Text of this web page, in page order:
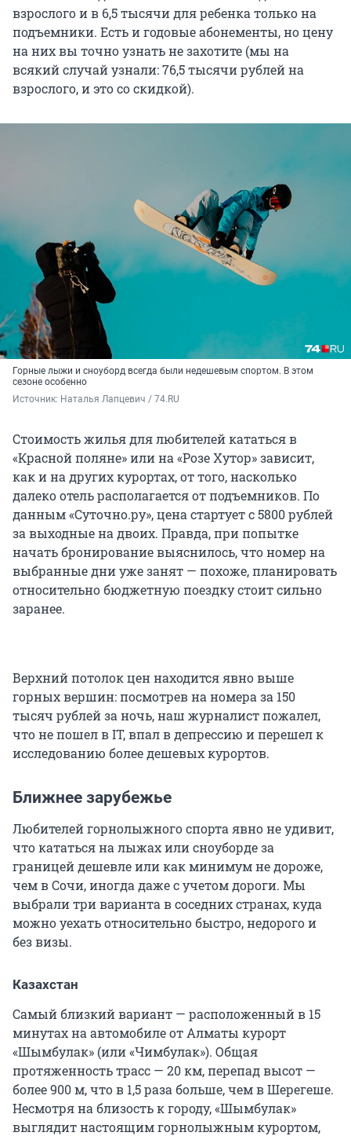
взрослого и в 6,5 тысячи для ребенка только на
подъемники. Есть и годовые абонементы, но цену
на них вы точно узнать не захотите (мы на
всякий случай узнали: 76,5 тысячи рублей на
взрослого, и это со скидкой).
Горные лыжи и сноуборд всегда были недешевым спортом. В этом
сезоне особенно
Источник: Наталья Лапцевич / 74.RU
Стоимость жилья для любителей кататься в
«Красной поляне» или на «Розе Хутор» зависит,
как и на других курортах, от того, насколько
далеко отель располагается от подъемников. По
данным «Суточно.ру», цена стартует с 5800 рублей
за выходные на двоих. Правда, при попытке
начать бронирование выяснилось, что номер на
выбранные дни уже занят — похоже, планировать
относительно бюджетную поездку стоит сильно
заранее.
Верхний потолок цен находится явно выше
горных вершин: посмотрев на номера за 150
тысяч рублей за ночь, наш журналист пожалел,
что не пошел в IT, впал в депрессию и перешел к
исследованию более дешевых курортов.
Ближнее зарубежье
Любителей горнолыжного спорта явно не удивит,
что кататься на лыжах или сноуборде за
границей дешевле или как минимум не дороже,
чем в Сочи, иногда даже с учетом дороги. Мы
выбрали три варианта в соседних странах, куда
можно уехать относительно быстро, недорого и
без визы.
Казахстан
Самый близкий вариант — расположенный в 15
минутах на автомобиле от Алматы курорт
«Шымбулак» (или «Чимбулак»). Общая
протяженность трасс — 20 км, перепад высот —
более 900 м, что в 1,5 раза больше, чем в Шерегеше.
Несмотря на близость к городу, «Шымбулак»
выглядит настоящим горнолыжным курортом,